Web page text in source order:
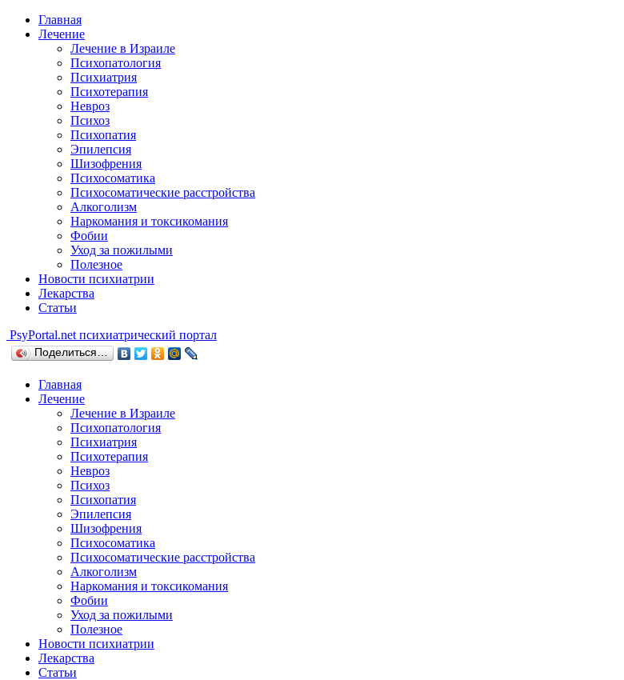
Главная
Лечение
Лечение в Израиле
Психопатология
Психиатрия
Психотерапия
Невроз
Психоз
Психопатия
Эпилепсия
Шизофрения
Психосоматика
Психосоматические расстройства
Алкоголизм
Наркомания и токсикомания
Фобии
Уход за пожилыми
Полезное
Новости психиатрии
Лекарства
Статьи
PsyPortal.net психиатрический портал
Поделиться…
Главная
Лечение
Лечение в Израиле
Психопатология
Психиатрия
Психотерапия
Невроз
Психоз
Психопатия
Эпилепсия
Шизофрения
Психосоматика
Психосоматические расстройства
Алкоголизм
Наркомания и токсикомания
Фобии
Уход за пожилыми
Полезное
Новости психиатрии
Лекарства
Статьи